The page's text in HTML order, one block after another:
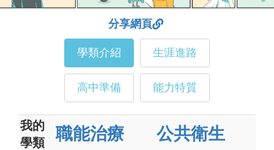
ColleGo! 大學選才與高中育才輔助系統
分享網頁
學類介紹 生涯進路
高中準備 能力特質
我的
學類
職能治療 公共衛生